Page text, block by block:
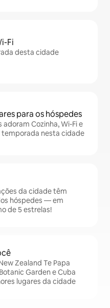
Fi
desta cidade
para os hóspedes
Cozinha, Wi-Fi e
temporada nesta cidade
da cidade têm
hóspedes — em
de 5 estrelas!
Zealand Te Papa
Garden e Cuba
lugares da cidade